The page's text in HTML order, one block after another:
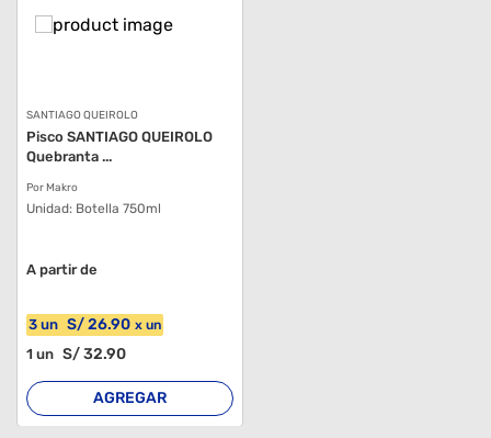
SANTIAGO QUEIROLO
Pisco SANTIAGO QUEIROLO
Quebranta ...
Por Makro
Unidad: Botella 750ml
A partir de
3 un S/26.90 x un
1 un S/32.90
AGREGAR